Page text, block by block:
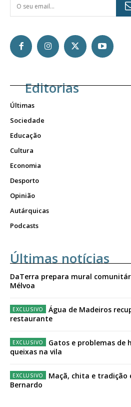
Editorias
Últimas
Sociedade
Educação
Cultura
Economia
Desporto
Opinião
Autárquicas
Podcasts
Últimas notícias
DaTerra prepara mural
Mélvoa
Água de Madeiros
restaurante
Gatos e problemas de
queixas na vila
Maçã, chita e tradição
Bernardo